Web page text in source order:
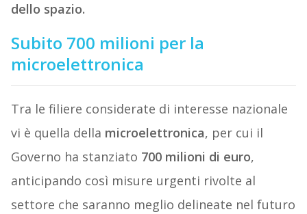
dello spazio.
Subito 700 milioni per la
microelettronica
Tra le filiere considerate di interesse nazionale
vi è quella della microelettronica, per cui il
Governo ha stanziato 700 milioni di euro,
anticipando così misure urgenti rivolte al
settore che saranno meglio delineate nel futuro